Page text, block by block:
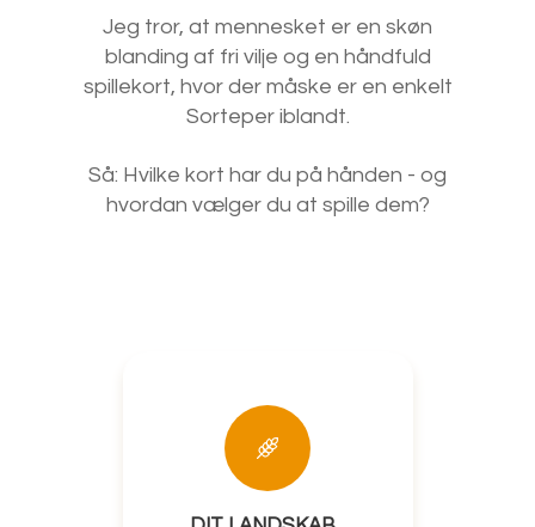
Jeg tror, at mennesket er en skøn
blanding af fri vilje og en håndfuld
spillekort, hvor der måske er en enkelt
Sorteper iblandt.
Så: Hvilke kort har du på hånden - og
hvordan vælger du at spille dem?